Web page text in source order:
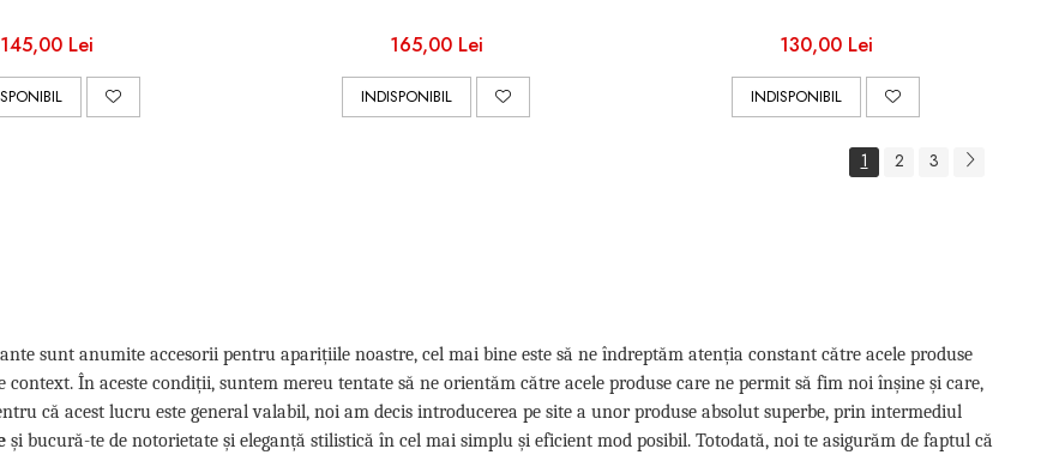
145,00 Lei 165,00 Lei
INDISPONIBIL
130,00 Lei
INDISPONIBIL
1 2 3
sunt anumite accesorii pentru aparițiile noastre, cel mai bine este să ne îndreptăm atenția constant către acele produse
În aceste condiții, suntem mereu tentate să ne orientăm către acele produse care ne permit să fim noi înșine și care,
că acest lucru este general valabil, noi am decis introducerea pe site a unor produse absolut superbe, prin intermediul
și bucură-te de notorietate și eleganță stilistică în cel mai simplu și eficient mod posibil. Totodată, noi te asigurăm de faptul că